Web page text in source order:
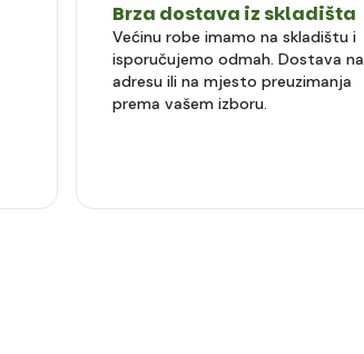
Brza dostava iz skladišta
Većinu robe imamo na skladištu i
isporučujemo odmah. Dostava na
adresu ili na mjesto preuzimanja
prema vašem izboru.